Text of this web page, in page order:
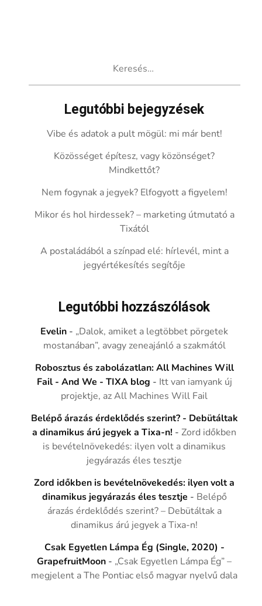
Legutóbbi bejegyzések
Vibe és adatok a pult mögül: mi már bent!
Közösséget építesz, vagy közönséget?
Mindkettőt?
Nem fogynak a jegyek? Elfogyott a figyelem!
Mikor és hol hirdessek? – marketing útmutató a
Tixától
A postaládából a színpad elé: hírlevél, mint a
jegyértékesítés segítője
Legutóbbi hozzászólások
Evelin - „Dalok, amiket a legtöbbet pörgetek
mostanában”, avagy zeneajánló a szakmától
Robosztus és zabolázatlan: All Machines Will
Fail - And We - TIXA blog - Itt van iamyank új
projektje, az All Machines Will Fail
Belépő árazás érdeklődés szerint? - Debütáltak
a dinamikus árú jegyek a Tixa-n! -Zord időkben
is bevételnövekedés: ilyen volt a dinamikus
jegyárazás éles tesztje
Zord időkben is bevételnövekedés: ilyen volt a
dinamikus jegyárazás éles tesztje - Belépő
árazás érdeklődés szerint? – Debütáltak a
dinamikus árú jegyek a Tixa-n!
Csak Egyetlen Lámpa Ég (Single, 2020) -
GrapefruitMoon - „Csak Egyetlen Lámpa Ég” –
megjelent a The Pontiac első magyar nyelvű dala